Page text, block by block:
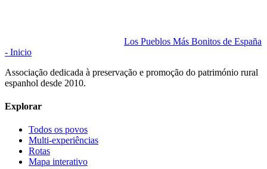
Los Pueblos Más Bonitos de España
- Inicio
Associação dedicada à preservação e promoção do património rural
espanhol desde 2010.
Explorar
Todos os povos
Multi-experiências
Rotas
Mapa interativo